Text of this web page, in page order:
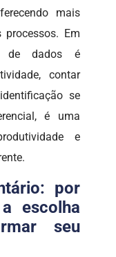
mais
Em
de dados é
contar
se
é uma
e
por
escolha
seu